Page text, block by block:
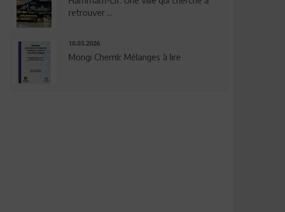
retrouver ...
10.03.2026
Mongi Chemli: Mélanges à lire